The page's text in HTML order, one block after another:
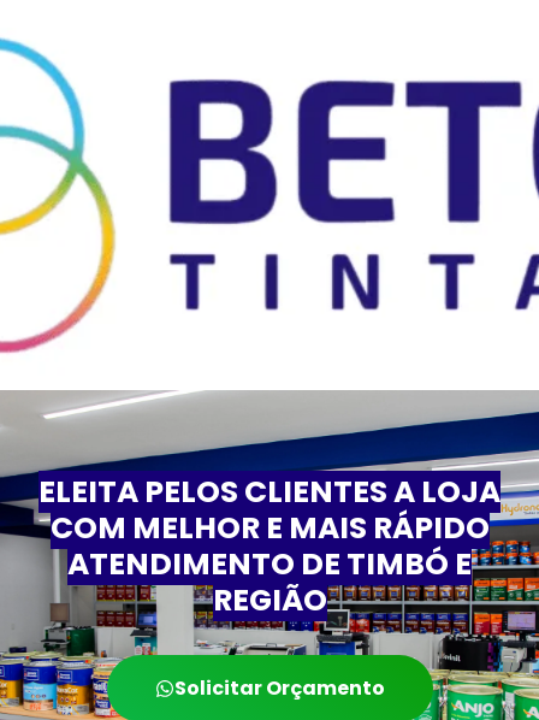
ELEITA PELOS CLIENTES A LOJA
COM MELHOR E MAIS RÁPIDO
ATENDIMENTO DE TIMBÓ E
REGIÃO
Solicitar Orçamento